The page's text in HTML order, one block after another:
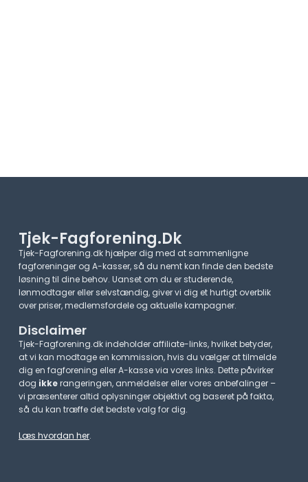
Tjek-Fagforening.dk
Tjek-Fagforening.dk hjælper dig med at sammenligne
fagforeninger og A-kasser, så du nemt kan finde den bedste
løsning til dine behov. Uanset om du er studerende,
lønmodtager eller selvstændig, giver vi dig et hurtigt overblik
over priser, medlemsfordele og aktuelle kampagner.​
Disclaimer
Tjek-Fagforening.dk indeholder affiliate-links, hvilket betyder,
at vi kan modtage en kommission, hvis du vælger at tilmelde
dig en fagforening eller A-kasse via vores links. Dette påvirker
dog ikkerangeringen, anmeldelser eller vores anbefalinger –
vi præsenterer altid oplysninger objektivt og baseret på fakta,
så du kan træffe det bedste valg for dig.
Læs hvordan her.